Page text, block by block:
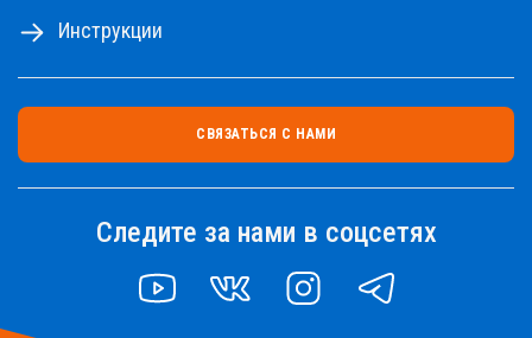
Инструкции
СВЯЗАТЬСЯ С НАМИ
Следите за нами в соцсетях
YOUTUBE VK INSTAGRAMTELEGRAM